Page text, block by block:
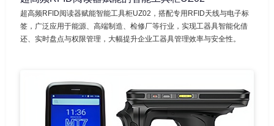
超高频RFID阅读器赋能智能工具柜UZ02，搭配专用RFID天线与电子标
签，广泛应用于能源、高端制造、检修厂等行业，实现工器具智能化借
还、实时盘点与权限管理，大幅提升企业工器具管理效率与安全性。